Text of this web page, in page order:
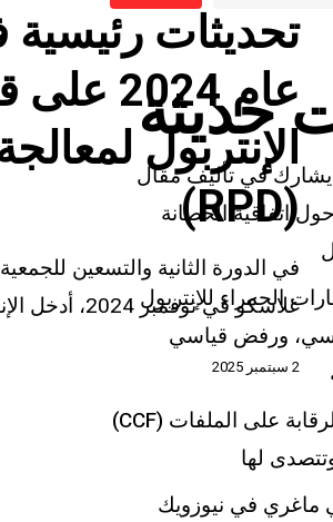
تحديثات رئيسية
عام 2024
الإنتربول
(RPD)
في الدورة الثانية والتسعين
غلاسكو في نوفمبر 2024، أدخل الإنتربول تعديلات مهمة على...
2 سبتمبر 2025
حديثة
في تأليف مقال
Just Security حول اتفاقية الحصانة
الحمراء للإنتربول
ورفض قياسي
لجنة الإنتربول للرقابة على الملفات (CCF)
لها
ماغري في نيوزويك